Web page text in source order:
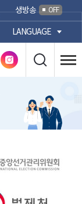
생방송 OFF
LANGUAGE